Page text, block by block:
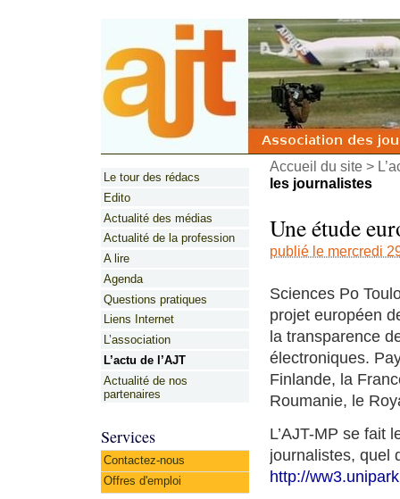
Accueil du site>
les journalistes
Une étude
publié le mercredi
Sciences Po
projet européen
la transparence
électroniques.
Finlande, la
Roumanie, le
L’AJT-MP se fait
journalistes, quel
http://
Le tour des rédacs
Edito
Actualité des médias
Actualité de la profession
A lire
Agenda
Questions pratiques
Liens Internet
L’association
L’actu de l’AJT
Actualité de nos
partenaires
Services
Contactez-nous
Offres d'emploi